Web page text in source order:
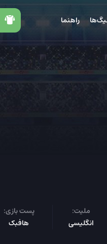
راهنما
ملیت:
انگلیسی
پست بازی:
هافبک